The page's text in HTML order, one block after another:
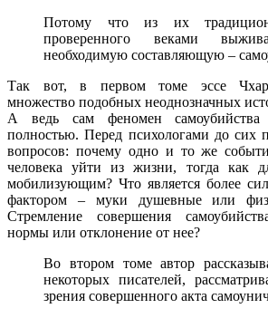
Потому что из их
проверенного веками
необходимую составляющую –
Так вот, в первом томе эссе
множество подобных неоднозначных
А ведь сам феномен
полностью. Перед психологами до сих
вопросов: почему одно и то же
человека уйти из жизни, тогда как
мобилизующим? Что является более
фактором – муки душевные или
Стремление совершения
нормы или отклонение от нее?
Во втором томе автор
некоторых писателей,
зрения совершенного акта